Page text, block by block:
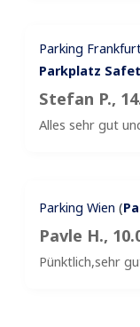
Parking
Parkplatz
Stefan P.,
Alles sehr gut
Parking Wien (
Pavle H.,
Pünktlich,sehr